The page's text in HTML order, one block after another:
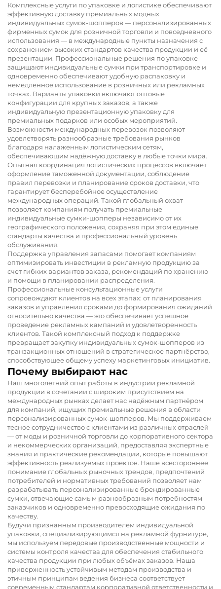
Комплексные услуги по упаковке и логистике обеспечивают
эффективную доставку премиальных модных
индивидуальных сумок-шопперов — персонализированных
фирменных сумок для розничной торговли и повседневного
использования — в международные пункты назначения с
сохранением высоких стандартов качества продукции и её
презентации. Профессиональные решения по упаковке
защищают индивидуальные сумки при транспортировке и
одновременно обеспечивают удобную распаковку и
немедленное использование в розничных или рекламных
точках. Варианты упаковки включают оптовые
конфигурации для крупных заказов, а также
индивидуальную презентационную упаковку для
премиальных подарков или особых мероприятий.
Возможности международных перевозок позволяют
удовлетворять разнообразные требования рынков
благодаря налаженным логистическим сетям,
обеспечивающим надёжную доставку в любые точки мира.
Опытная координация логистических процессов включает
оформление таможенной документации, соблюдение
правил перевозки и планирование сроков доставки, что
гарантирует бесперебойное осуществление
международных операций. Такой глобальный охват
позволяет компаниям получать премиальные
индивидуальные сумки-шопперы независимо от их
географического положения, сохраняя при этом единые
стандарты качества и профессиональный уровень
обслуживания.
Поддержка управления запасами помогает компаниям
оптимизировать инвестиции в рекламную продукцию за
счет гибких вариантов заказа, рекомендаций по хранению
и помощи в планировании распределения.
Профессиональные консультационные услуги
сопровождают клиентов на всех этапах: от планирования
заказов и управления сроками до формирования ожиданий
относительно качества — это обеспечивает успешное
проведение рекламных кампаний и удовлетворенность
клиентов. Такой комплексный подход к поддержке
превращает закупку индивидуальных сумок-шопперов из
транзакционных отношений в стратегическое партнёрство,
способствующее общему успеху маркетинговых инициатив.
Почему выбирают нас
Наш многолетний опыт работы в индустрии рекламной
продукции в сочетании с широким присутствием на
международных рынках делает нас надёжным партнёром
для компаний, ищущих премиальные решения в области
персонализированных сумок-шопперов. Мы поддерживаем
тесное сотрудничество с клиентами из различных отраслей
— от моды и розничной торговли до корпоративного сектора
и некоммерческих организаций, предоставляя экспертные
знания и практические рекомендации, которые повышают
эффективность реализуемых проектов. Наше всестороннее
понимание глобальных рыночных трендов, предпочтений
потребителей и нормативных требований позволяет нам
разрабатывать персонализированные брендированные
сумки, отвечающие самым разнообразным потребностям
заказчиков и одновременно превосходящие ожидания по
качеству.
Будучи признанным производителем индивидуальной
упаковки, специализирующимся на рекламной фурнитуре,
мы используем передовые производственные мощности и
системы контроля качества для обеспечения стабильного
качества продукции при любых объёмах заказов. Наша
приверженность устойчивым методам производства и
этичным принципам ведения бизнеса соответствует
современным стандартам корпоративной ответственности и